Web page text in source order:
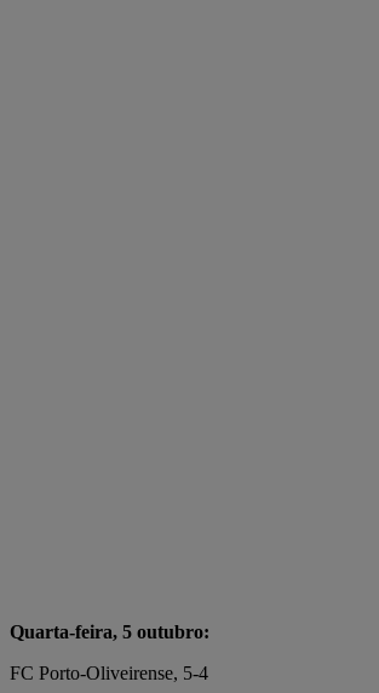
Quarta-feira, 5 outubro:
FC Porto-Oliveirense, 5-4